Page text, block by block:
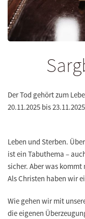
Der Tod gehört zum
20.11.2025 bis
Leben und Sterben.
ist ein Tabuthema –
sicher. Aber was kommt
Als Christen haben wir
Wie gehen wir mit
die eigenen